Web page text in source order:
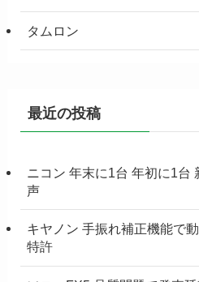
タムロン
最近の投稿
ニコン 年末に1台 年初に1台
声
キヤノン 手振れ補正機能で
特許